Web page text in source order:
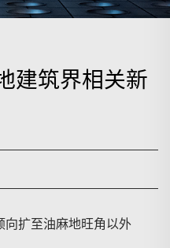
建筑界相关新
向扩至油麻地旺角以外